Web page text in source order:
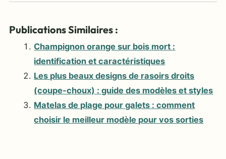
Publications Similaires :
Champignon orange sur bois mort :
identification et caractéristiques
Les plus beaux designs de rasoirs droits
(coupe-choux) : guide des modèles et styles
Matelas de plage pour galets : comment
choisir le meilleur modèle pour vos sorties